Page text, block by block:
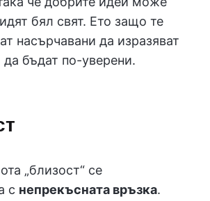
бял свят. Ето защо те
насърчавани да изразяват
бъдат по-уверени.
„близост“ се
с непрекъсната връзка.